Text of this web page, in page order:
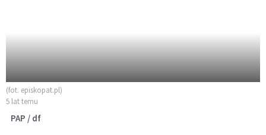
(fot. episkopat.pl)
5 lat temu
PAP / df